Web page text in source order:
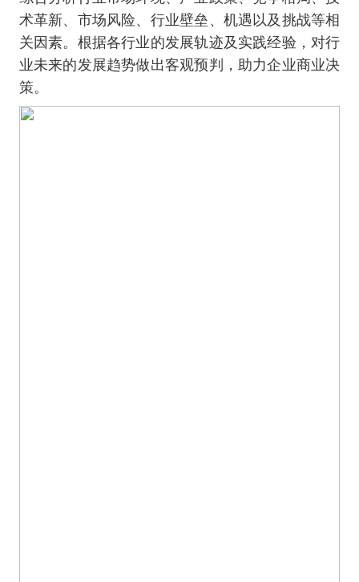
术革新、市场风险、行业壁垒、机遇以及挑战等相
关因素。根据各行业的发展轨迹及实践经验，对行
业未来的发展趋势做出客观预判，助力企业商业决
策。